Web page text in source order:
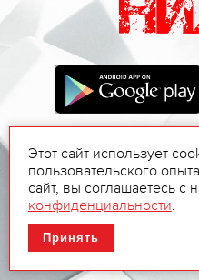
Этот сайт использует
пользовательского
сайт, вы соглашаетесь с
конфиденциальности.
Принять